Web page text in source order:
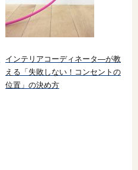
インテリアコーディネータ―が教
える「失敗しない！コンセントの
位置」の決め方